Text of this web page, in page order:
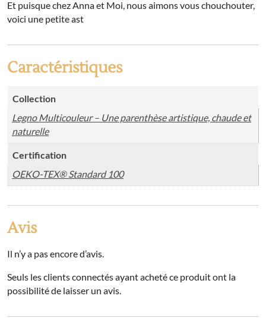
Et puisque chez Anna et Moi, nous aimons vous chouchouter,
voici une petite ast
Caractéristiques
Collection
Legno Multicouleur – Une parenthèse artistique, chaude et
naturelle
Certification
OEKO-TEX® Standard 100
Avis
Il n’y a pas encore d’avis.
Seuls les clients connectés ayant acheté ce produit ont la
possibilité de laisser un avis.